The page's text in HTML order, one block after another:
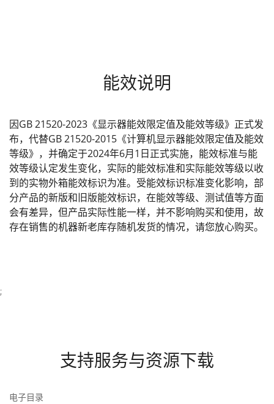
能效说明
因GB 21520-2023《显示器能效限定值及能效等级》正式发
布，代替GB 21520-2015《计算机显示器能效限定值及能效
等级》，并确定于2024年6月1日正式实施，能效标准与能
效等级认定发生变化，实际的能效标准和实际能效等级以收
到的实物外箱能效标识为准。受能效标识标准变化影响，部
分产品的新版和旧版能效标识，在能效等级、测试值等方面
会有差异，但产品实际性能一样，并不影响购买和使用，故
存在销售的机器新老库存随机发货的情况，请您放心购买。
;
支持服务与资源下载
电子目录